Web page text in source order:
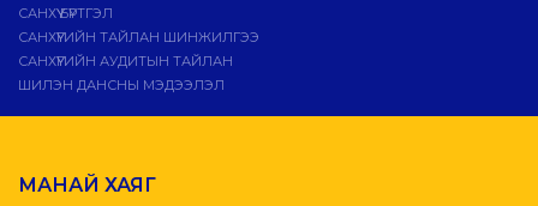
САНХҮҮ БҮРТГЭЛ
САНХҮҮГИЙН ТАЙЛАН ШИНЖИЛГЭЭ
САНХҮҮГИЙН АУДИТЫН ТАЙЛАН
ШИЛЭН ДАНСНЫ МЭДЭЭЛЭЛ
МАНАЙ ХАЯГ